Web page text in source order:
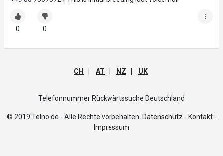
0 0
CH AT NZ UK
Telefonnummer Rückwärtssuche Deutschland
© 2019 Telno.de - Alle Rechte vorbehalten. Datenschutz - Kontakt -
Impressum